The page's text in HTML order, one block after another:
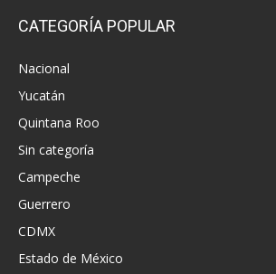
CATEGORÍA POPULAR
Nacional
Yucatán
Quintana Roo
Sin categoría
Campeche
Guerrero
CDMX
Estado de México